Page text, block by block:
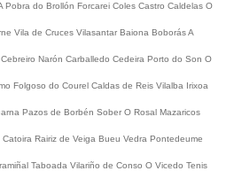
Pobra do Brollón Forcarei Coles Castro Caldelas O
Vila de Cruces Vilasantar Baiona BoborásA
Narón Carballedo Cedeira Porto do Son O
Folgoso do Courel Caldas de Reis Vilalba Irixoa
Pazos de Borbén Sober O Rosal Mazaricos
Catoira Rairiz de Veiga Bueu Vedra Pontedeume
Taboada Vilariño de Conso O Vicedo Tenis